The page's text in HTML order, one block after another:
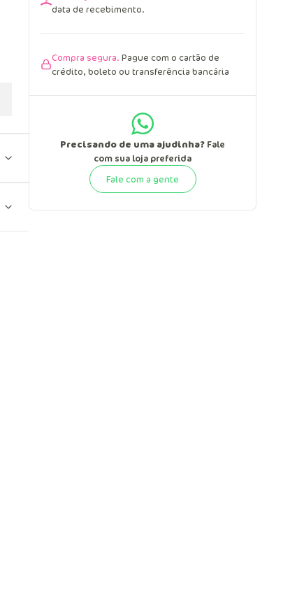
data de recebimento.
Compra segura. Pague com o cartão de
crédito, boleto ou transferência bancária
Precisando de uma ajudinha? Fale
com sua loja preferida
Fale com a gente